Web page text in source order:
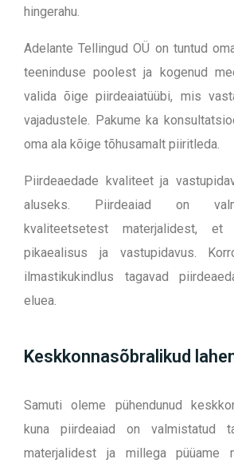
hingerahu.
Adelante Tellingud OÜ on tuntud
teeninduse poolest ja kogenud
valida õige piirdeaiatüübi, mis
vajadustele. Pakume ka
oma ala kõige tõhusamalt piiritleda.
Piirdeaedade kvaliteet ja
aluseks. Piirdeaiad on
kvaliteetsetest materjalidest, et
pikaealisus ja vastupidavus.
ilmastikukindlus tagavad
eluea.
Keskkonnasõbralikud
Samuti oleme pühendunud
kuna piirdeaiad on valmistatud
materjalidest ja millega püüame